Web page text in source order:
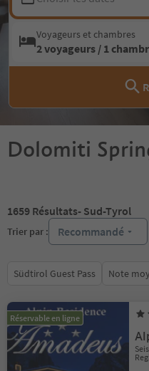
Voyageurs et chambres
2 voyageurs / 1
Dolomiti
1659 Résultats- Sud-Tyrol
Trier par : Recommandé
Südtirol Guest Pass Note
Réservable en ligne